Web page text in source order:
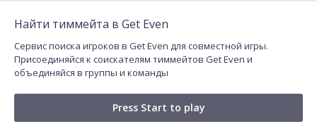
Найти тиммейта в Get Even
Сервис поиска игроков в Get Even для совместной игры.
Присоединяйся к соискателям тиммейтов Get Even и
объединяйся в группы и команды
Press Start to play